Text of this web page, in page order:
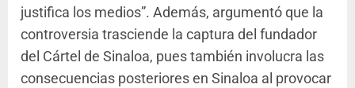
justifica los medios”. Además, argumentó que la
controversia trasciende la captura del fundador
del Cártel de Sinaloa, pues también involucra las
consecuencias posteriores en Sinaloa al provocar